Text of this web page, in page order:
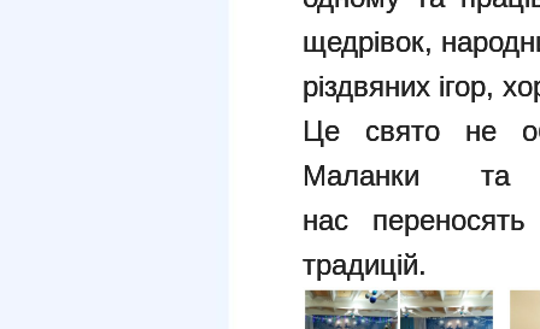
щедрівок,
різдвяних ігор,
Це свято не
Маланки та
нас
традицій.